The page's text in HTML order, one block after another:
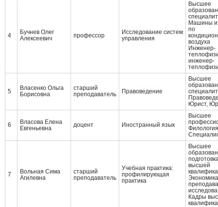
4
Бучнев Олег
Алексеевич
профессор
Исследование систем
управления
Высшее
Машины и
по
воздуха
Инженер-
инженер-
5
Власенко Ольга
Борисовна
старший
преподаватель
Правоведение
Высшее
Юрист,
6
Власова Елена
Евгеньевна
доцент Иностранный язык
Высшее
Филология
7
Вольная Сима
Агилевна
старший
преподаватель
Учебная практика:
профилирующая
практика
Высшее
высшей
Экономика
Кадры